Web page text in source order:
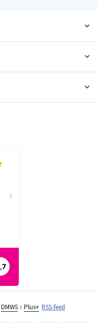
DMWSxPlus+ RSS-feed